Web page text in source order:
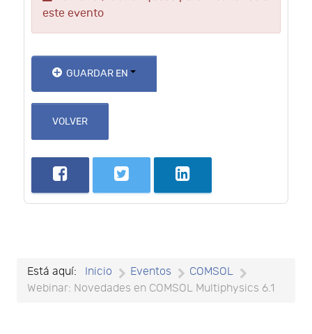
este evento
GUARDAR EN
VOLVER
Está aquí: Inicio Eventos
COMSOL
Webinar: Novedades en COMSOL Multiphysics 6.1